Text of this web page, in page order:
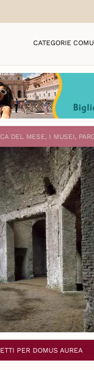
CATEGORIE
DEL MESE, I MUSEI,
PER DOMUS AUREA